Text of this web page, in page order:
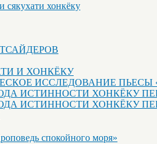
сякухати хонкёку
И ХОНКЁКУ
ИССЛЕДОВАНИЕ ПЬЕСЫ
ИСТИННОСТИ ХОНКЁКУ
ИСТИННОСТИ ХОНКЁКУ
спокойного моря»